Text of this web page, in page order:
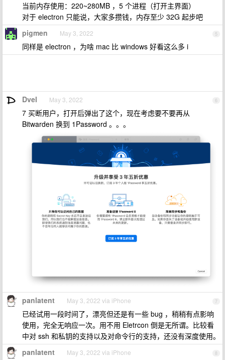
当前内存使用：220~280MB ，5 个进程（打开主界面）
对于 electron 只能说，大家多攒钱，内存至少 32G 起步吧
5
pigmen May 3, 2022
同样是 electron ，为啥 mac 比 windows 好看这么多 i
6
Dvel May 3, 2022
7 买断用户，打开后弹出了这个，现在考虑要不要再从
Bitwarden 换到 1Password 。。。
7
panlatent May 3, 2022 via iPhone
已经试用一段时间了，漂亮但还是有一些 bug ，稍稍有点影响
使用，完全无响应一次。用不用 Eletrcon 倒是无所谓。比较看
中对 ssh 和私钥的支持以及对命令行的支持，还没有深度使用。
8
panlatent May 3, 2022 via iPhone